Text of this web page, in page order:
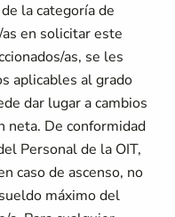
la categoría de
en solicitar este
as, se les
aplicables al grado
dar lugar a cambios
neta. De conformidad
Personal de la OIT,
caso de ascenso, no
máximo del